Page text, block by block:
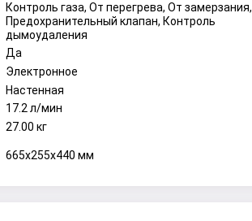
Контроль газа, От перегрева, От замерзания,
Предохранительный клапан, Контроль
дымоудаления
Да
Электронное
Настенная
17.2 л/мин
27.00 кг
665x255x440 мм